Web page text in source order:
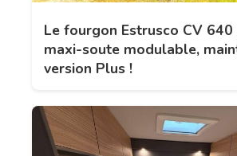
Le fourgon Estrusco CV 640
maxi-soute modulable,
version Plus !